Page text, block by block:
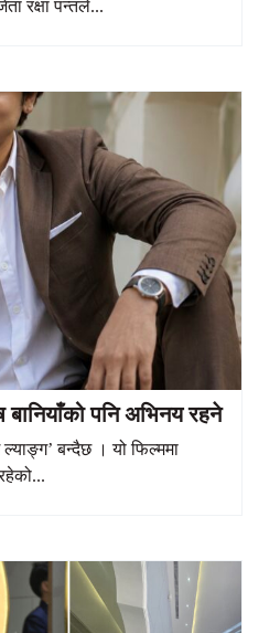
रक्षा पन्तले...
बानियाँको पनि अभिनय रहने
बन्दैछ । यो फिल्ममा